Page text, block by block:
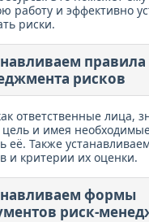
работу и эффективно
риски.
правила
рисков
ответственные лица,
и имея
её. Также
и критерии их оценки.
формы
риск-